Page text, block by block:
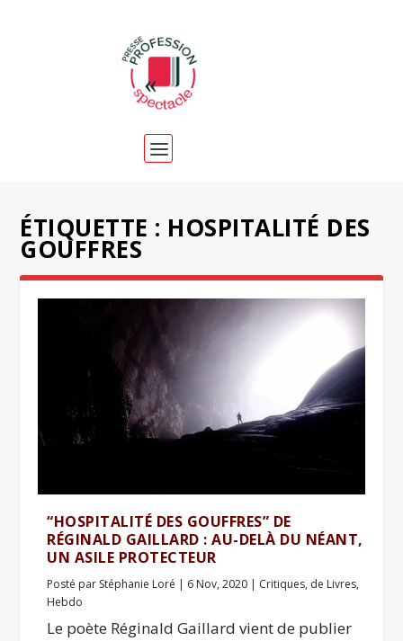
ÉTIQUETTE : HOSPITALITÉ DES
GOUFFRES
“HOSPITALITÉ DES GOUFFRES” DE
RÉGINALD GAILLARD : AU-DELÀ DU NÉANT,
UN ASILE PROTECTEUR
Posté par Stéphanie Loré | 6 Nov, 2020 | Critiques, de Livres,
Hebdo
Le poète Réginald Gaillard vient de publier